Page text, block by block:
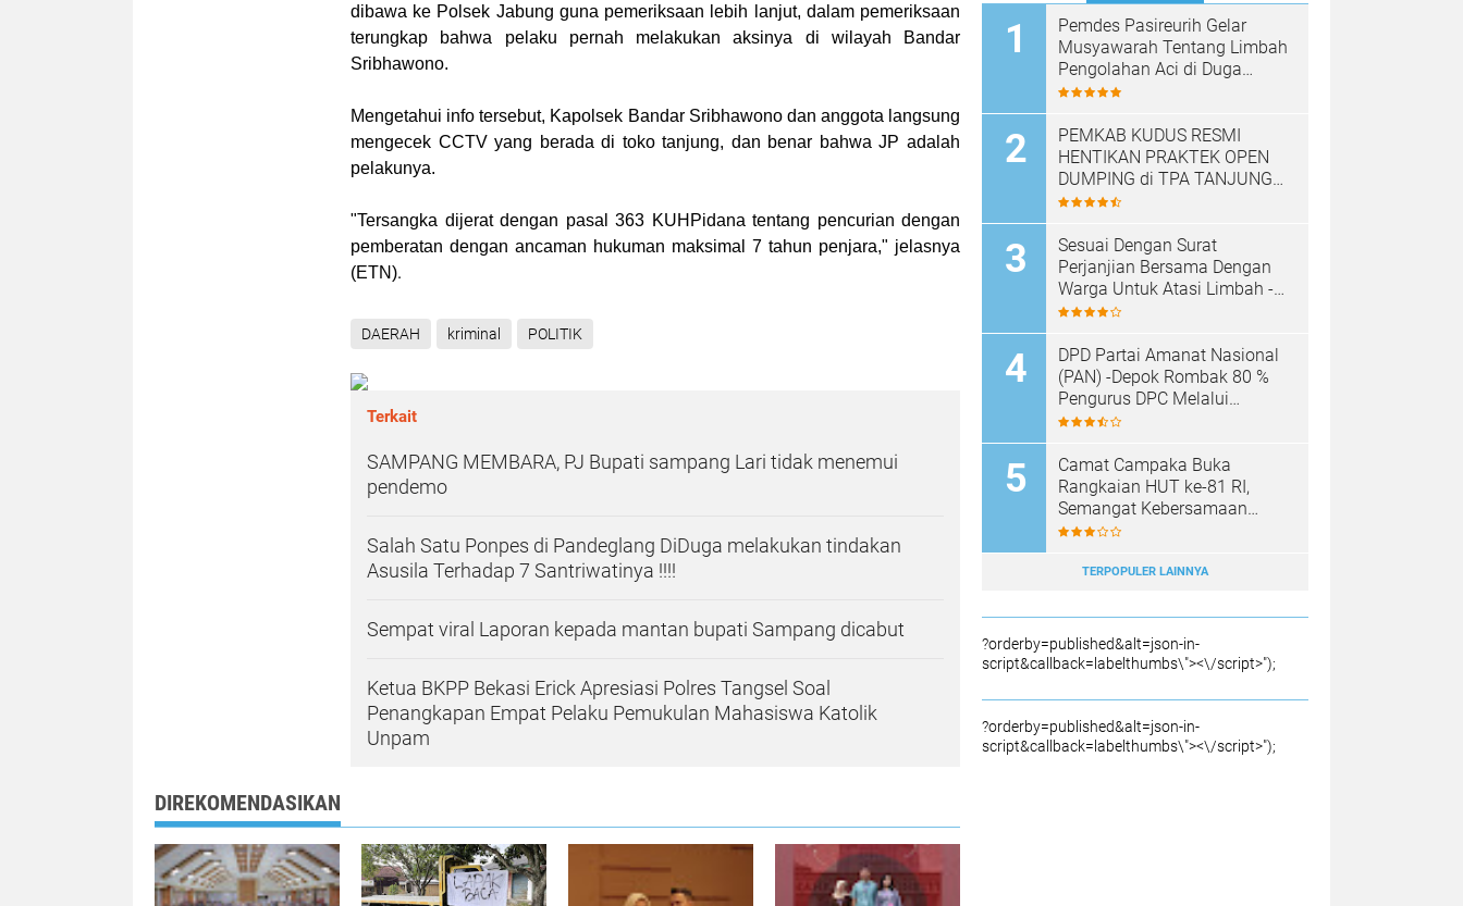
dibawa ke Polsek Jabung guna pemeriksaan lebih lanjut, dalam pemeriksaan
terungkap bahwa pelaku pernah melakukan aksinya di wilayah Bandar
Sribhawono.
Mengetahui info tersebut, Kapolsek Bandar Sribhawono dan anggota langsung
mengecek CCTV yang berada di toko tanjung, dan benar bahwa JP adalah
pelakunya.
"Tersangka dijerat dengan pasal 363 KUHPidana tentang pencurian dengan
pemberatan dengan ancaman hukuman maksimal 7 tahun penjara," jelasnya
(ETN).
DAERAH kriminal POLITIK
Terkait
SAMPANG MEMBARA, PJ Bupati sampang Lari tidak menemui
pendemo
Salah Satu Ponpes di Pandeglang DiDuga melakukan tindakan
Asusila Terhadap 7 Santriwatinya !!!!
Sempat viral Laporan kepada mantan bupati Sampang dicabut
Ketua BKPP Bekasi Erick Apresiasi Polres Tangsel Soal
Penangkapan Empat Pelaku Pemukulan Mahasiswa Katolik
Unpam
DIREKOMENDASIKAN
Pemdes Pasireurih Gelar
Musyawarah Tentang Limbah
Pengolahan Aci di Duga
Cemari Sungai Cisata
Sementara
PEMKAB KUDUS RESMI
HENTIKAN PRAKTEK OPEN
DUMPING di TPA TANJUNG
REJO, KEC.JEKULO
SISTEM PENGELOLAAN
SAMPAH BARU
Sesuai Dengan Surat
Perjanjian Bersama Dengan
Warga Untuk Atasi Limbah -
Pabrik Aci Giat Perbaiki Kobak
DPD Partai Amanat Nasional
(PAN) -Depok Rombak 80 %
Pengurus DPC Melalui
Muscab "
Camat Campaka Buka
Rangkaian HUT ke-81 RI,
Semangat Kebersamaan
Warnai Senam Massal dan
DesaTERPOPULER LAINNYA
?orderby=published&alt=json-in-
script&callback=labelthumbs\"><\/script>");
?orderby=published&alt=json-in-
script&callback=labelthumbs\"><\/script>");